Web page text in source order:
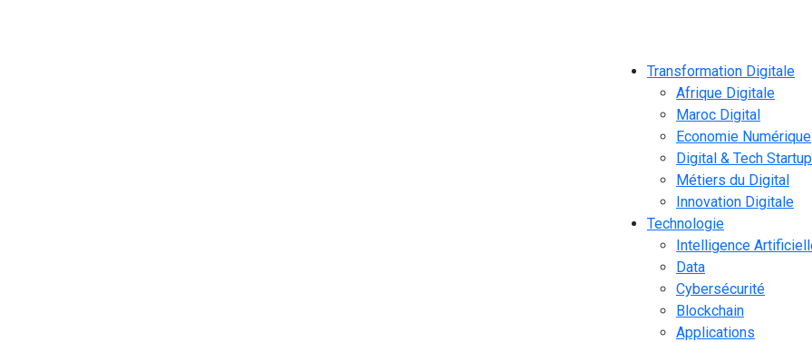
Transformation Digitale
Afrique Digitale
Maroc Digital
Economie Numérique
Digital & Tech
Métiers du Digital
Innovation Digitale
Technologie
Intelligence
Data
Cybersécurité
Blockchain
Applications